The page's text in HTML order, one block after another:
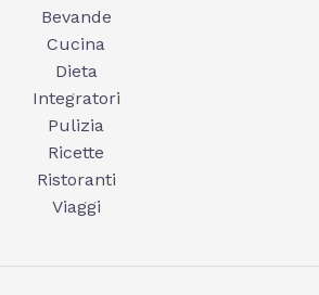
Bevande
Cucina
Dieta
Integratori
Pulizia
Ricette
Ristoranti
Viaggi